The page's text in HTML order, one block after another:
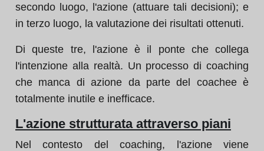
secondo luogo, l'azione (attuare tali decisioni); e
in terzo luogo, la valutazione dei risultati ottenuti.
Di queste tre, l'azione è il ponte che collega
l'intenzione alla realtà. Un processo di coaching
che manca di azione da parte del coachee è
totalmente inutile e inefficace.
L'azione strutturata attraverso piani
Nel contesto del coaching, l'azione viene